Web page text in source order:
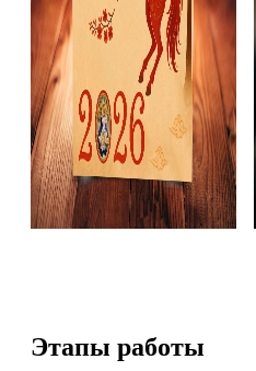
Этапы работы